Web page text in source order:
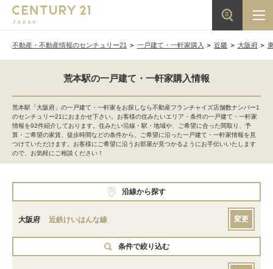
不動産・不動産情報のセンチュリー21 一戸建て・一軒家購入 近畿 大阪府
荒本駅の一戸建て・一軒家購入情報
荒本駅「大阪府」の一戸建て・一軒家をお探しなら不動産フランチャイズ店舗数ナンバー1
のセンチュリー21におまかせ下さい。お客様の住みたいエリア・条件の一戸建て・一軒家
情報を92件紹介しております。住みたい沿線・駅・地域や、ご希望に合った間取り、予
算・ご希望の家賃、徒歩時間などの条件から、ご希望に沿った一戸建て・一軒家情報を見
つけていただけます。お客様にご希望に沿うお部屋が見つかるようにお手伝いいたします
ので、お気軽にご相談ください！
沿線から探す
大阪府 近鉄けいはんな線 変更
条件で絞り込む